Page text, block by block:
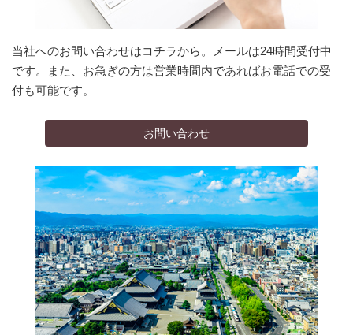
当社へのお問い合わせはコチラから。メールは24時間受付中
です。また、お急ぎの方は営業時間内であればお電話での受
付も可能です。
お問い合わせ